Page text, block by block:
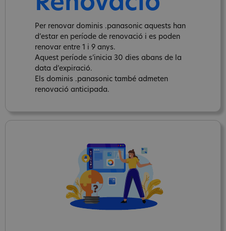
Per renovar dominis .panasonic aquests han
d’estar en període de renovació i es poden
renovar entre 1 i 9 anys.
Aquest període s’inicia 30 dies abans de la
data d’expiració.
Els dominis .panasonic també admeten
renovació anticipada.